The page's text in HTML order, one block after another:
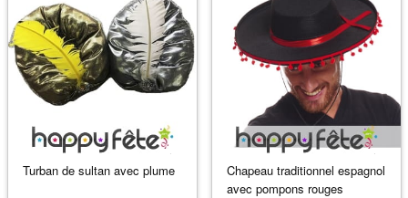
Turban de sultan avec plume
Chapeau traditionnel espagnol
avec pompons rouges